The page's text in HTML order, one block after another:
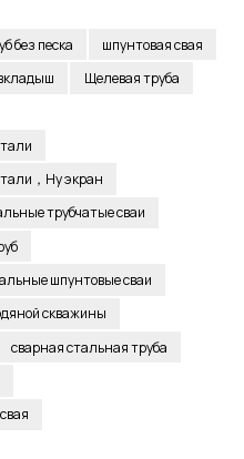
без песка
шпунтовая свая
Щелевая труба
，Ну экран
трубчатые сваи
шпунтовые сваи
скважины
сварная стальная труба